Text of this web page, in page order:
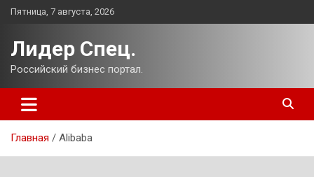
Перейти
Пятница, 7 августа, 2026
Лидер Спец.
Российский бизнес портал.
Главная Alibaba